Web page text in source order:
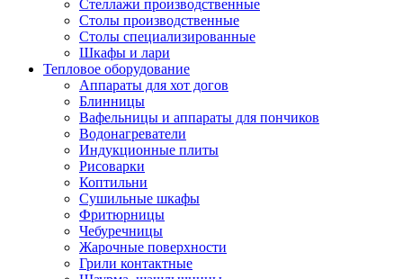
Стеллажи производственные
Столы производственные
Столы специализированные
Шкафы и лари
Тепловое оборудование
Аппараты для хот догов
Блинницы
Вафельницы и аппараты для пончиков
Водонагреватели
Индукционные плиты
Рисоварки
Коптильни
Сушильные шкафы
Фритюрницы
Чебуречницы
Жарочные поверхности
Грили контактные